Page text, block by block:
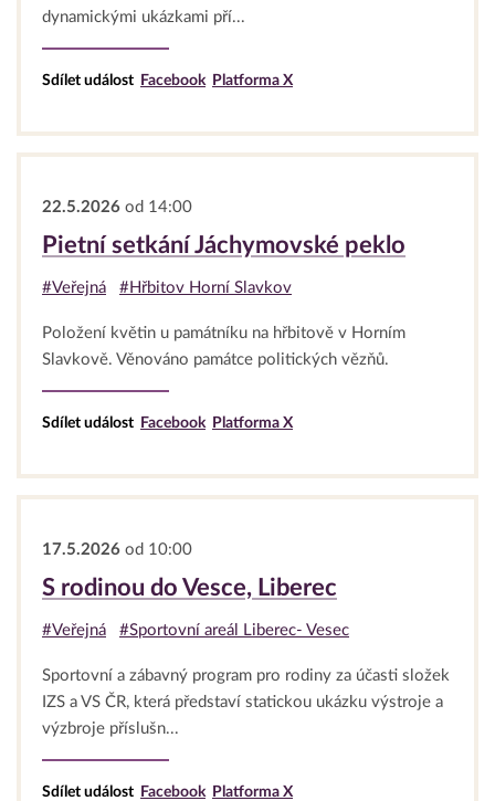
dynamickými ukázkami pří...
Sdílet událost Facebook Platforma X
22.5.2026 od 14:00
Pietní setkání Jáchymovské peklo
#Veřejná #Hřbitov Horní Slavkov
Položení květin u památníku na hřbitově v Horním
Slavkově. Věnováno památce politických vězňů.
Sdílet událost Facebook Platforma X
17.5.2026 od 10:00
S rodinou do Vesce, Liberec
#Veřejná #Sportovní areál Liberec- Vesec
Sportovní a zábavný program pro rodiny za účasti složek
IZS a VS ČR, která představí statickou ukázku výstroje a
výzbroje příslušn...
Sdílet událost Facebook Platforma X